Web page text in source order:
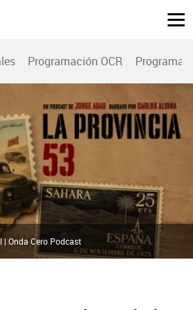
Programación OCR
Onda Cero Podcast